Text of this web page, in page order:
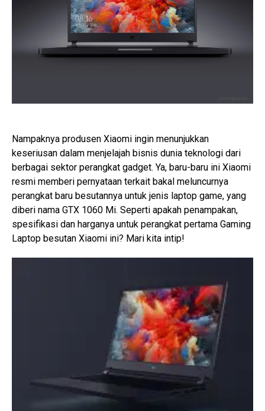
Nampaknya produsen Xiaomi ingin menunjukkan
keseriusan dalam menjelajah bisnis dunia teknologi dari
berbagai sektor perangkat gadget. Ya, baru-baru ini Xiaomi
resmi memberi pernyataan terkait bakal meluncurnya
perangkat baru besutannya untuk jenis laptop game, yang
diberi nama GTX 1060 Mi. Seperti apakah penampakan,
spesifikasi dan harganya untuk perangkat pertama Gaming
Laptop besutan Xiaomi ini? Mari kita intip!